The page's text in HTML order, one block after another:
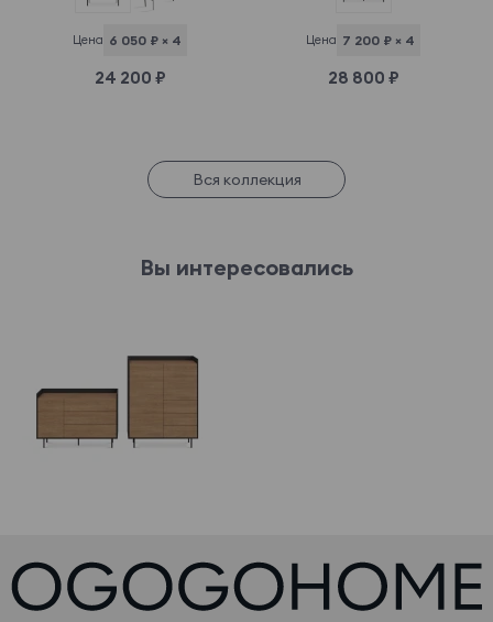
Цена 6 050 ₽ × 4
24 200 ₽
Цена 7 200 ₽ × 4
28 800 ₽
Вся коллекция
Вы интересовались